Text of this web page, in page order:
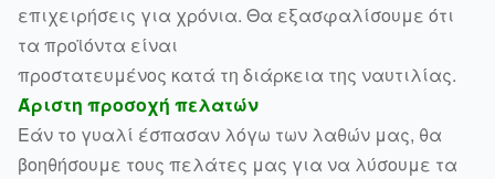
επιχειρήσεις για χρόνια. Θα εξασφαλίσουμε ότι
τα προϊόντα είναι
προστατευμένος κατά τη διάρκεια της ναυτιλίας.
Άριστη προσοχή πελατών
Εάν το γυαλί έσπασαν λόγω των λαθών μας, θα
βοηθήσουμε τους πελάτες μας για να λύσουμε τα